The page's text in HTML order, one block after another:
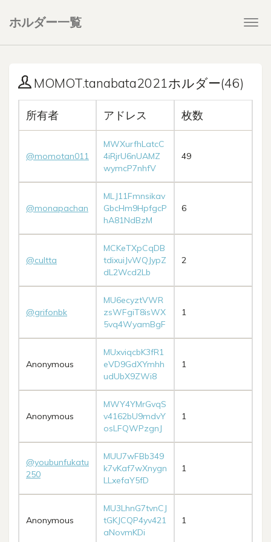
ホルダー一覧
MOMOT.tanabata2021ホルダー(46)
所有者 アドレス 枚数
@momotan011
MWXurfhLatcC
4iRjrU6nUAMZ
wymcP7nhfV
49
@monapachan
MLJ11Fmnsikav
GbcHm9HpfgcP
hA81NdBzM
6
@cultta
MCKeTXpCqDB
tdixuiJvWQJypZ
dL2Wcd2Lb
2
@grifonbk
MU6ecyztVWR
zsWFgiT8isWX
5vq4WyamBgF
1
Anonymous
MUxviqcbK3fR1
eVD9GdXYmhh
udUbX9ZWi8
1
Anonymous
MWY4YMrGvqS
v4162bU9mdvY
osLFQWPzgnJ
1
@youbunfukatu
250
MUU7wFBb349
k7vKaf7wXnygn
LLxefaY5fD
1
Anonymous
MU3LhnG7tvnCJ
tGKJCQP4yv421
aNovmKDi
1